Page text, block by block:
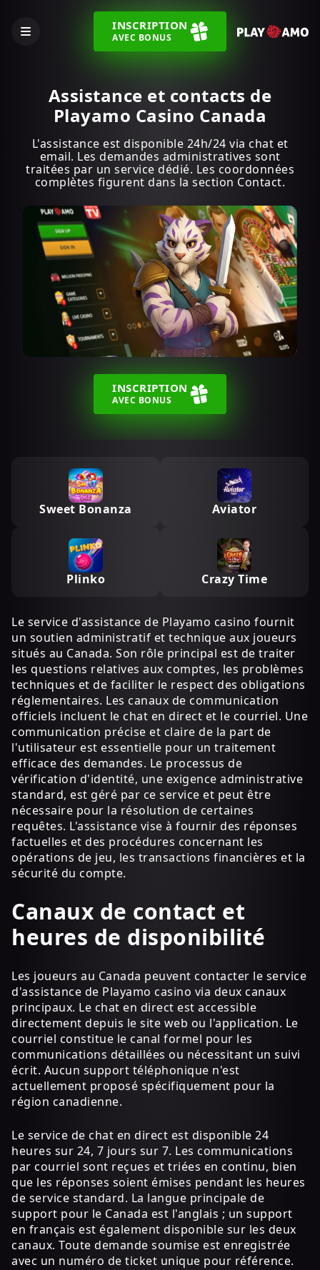
INSCRIPTION
AVEC BONUS
Assistance et contacts de
Playamo Casino Canada
L'assistance est disponible 24h/24 via chat et
email. Les demandes administratives sont
traitées par un service dédié. Les coordonnées
complètes figurent dans la section Contact.
INSCRIPTION
AVEC BONUS
Sweet Bonanza Aviator
Plinko Crazy Time
Le service d'assistance de Playamo casino fournit
un soutien administratif et technique aux joueurs
situés au Canada. Son rôle principal est de traiter
les questions relatives aux comptes, les problèmes
techniques et de faciliter le respect des obligations
réglementaires. Les canaux de communication
officiels incluent le chat en direct et le courriel. Une
communication précise et claire de la part de
l'utilisateur est essentielle pour un traitement
efficace des demandes. Le processus de
vérification d'identité, une exigence administrative
standard, est géré par ce service et peut être
nécessaire pour la résolution de certaines
requêtes. L'assistance vise à fournir des réponses
factuelles et des procédures concernant les
opérations de jeu, les transactions financières et la
sécurité du compte.
Canaux de contact et
heures de disponibilité
Les joueurs au Canada peuvent contacter le service
d'assistance de Playamo casino via deux canaux
principaux. Le chat en direct est accessible
directement depuis le site web ou l'application. Le
courriel constitue le canal formel pour les
communications détaillées ou nécessitant un suivi
écrit. Aucun support téléphonique n'est
actuellement proposé spécifiquement pour la
région canadienne.
Le service de chat en direct est disponible 24
heures sur 24, 7 jours sur 7. Les communications
par courriel sont reçues et triées en continu, bien
que les réponses soient émises pendant les heures
de service standard. La langue principale de
support pour le Canada est l'anglais ; un support
en français est également disponible sur les deux
canaux. Toute demande soumise est enregistrée
avec un numéro de ticket unique pour référence.